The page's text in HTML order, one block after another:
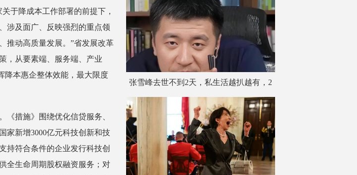
于降成本工作部署的前提下，
涉及面广、反映强烈的重点领
推动高质量发展。”省发展改革
，从要素端、服务端、产业
降本惠企整体效能，最大限度
《措施》围绕优化信贷服务、
家新增3000亿元科技创新和技
持符合条件的企业发行科技创
全生命周期股权融资服务；对
张雪峰去世不到2天，私生活越扒越有，2
大爱好成催命符 名下无房